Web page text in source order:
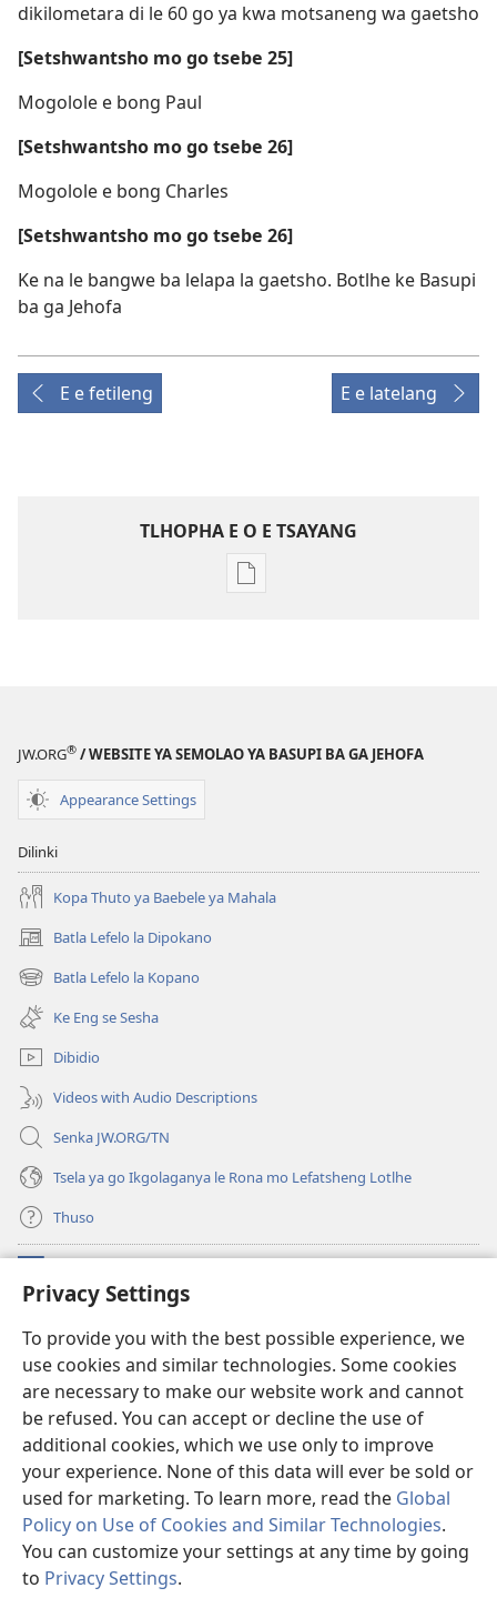
Privacy Settings
To provide you with the best possible experience, we
use cookies and similar technologies. Some cookies
are necessary to make our website work and cannot
be refused. You can accept or decline the use of
additional cookies, which we use only to improve
your experience. None of this data will ever be sold or
used for marketing. To learn more, read the Global
Policy on Use of Cookies and Similar Technologies.
You can customize your settings at any time by going
to Privacy Settings.
dikilometara di le 60 go ya kwa motsaneng wa gaetsho
[Setshwantsho mo go tsebe 25]
Mogolole e bong Paul
[Setshwantsho mo go tsebe 26]
Mogolole e bong Charles
[Setshwantsho mo go tsebe 26]
Ke na le bangwe ba lelapa la gaetsho. Botlhe ke Basupi
ba ga Jehofa
E e fetileng E e latelang
TLHOPHA E O E TSAYANG
Ditsela
ileketeroniki
JW.ORG® / WEBSITE YA SEMOLAO YA BASUPI BA GA JEHOFA
Appearance Settings
Dilinki
Kopa Thuto ya Baebele ya Mahala
Batla Lefelo la Dipokano
(e
bula
tsebe
nngwe)
Batla Lefelo la Kopano
(e
bula
tsebe
e
nngwe)
Ke Eng se Sesha
Dibidio
Videos with Audio Descriptions
Senka JW.ORG/TN
Tsela ya go Ikgolaganya le Rona mo Lefatsheng Lotlhe
Thuso
(e
bula
nngwe)
LAEBORARI YA MO INTERNET
(e
bula
tsebe
e
nngwe)
JW Hub
(e
bula
tsebe
e
nngwe)
App ya JW Library
Copyright© 2026 Watch Tower Bible and Tract Society of Pennsylvania.
MELAWANA YA TIRISO